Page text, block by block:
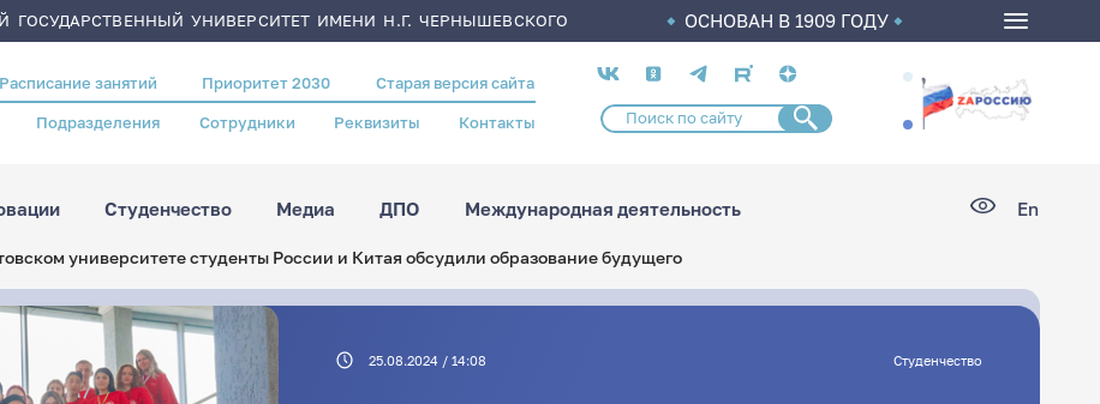
ГОСУДАРСТВЕННЫЙ УНИВЕРСИТЕТ ИМЕНИ Н.Г. ЧЕРНЫШЕВСКОГО ОСНОВАН В 1909 ГОДУ
Расписание занятий Приоритет 2030 Старая версия сайта
Подразделения Сотрудники Реквизиты Контакты
Социальные
сети
Студенчество Медиа ДПО Международная деятельность En
университете студенты России и Китая обсудили образование будущего
25.08.2024 / 14:08 Студенчество